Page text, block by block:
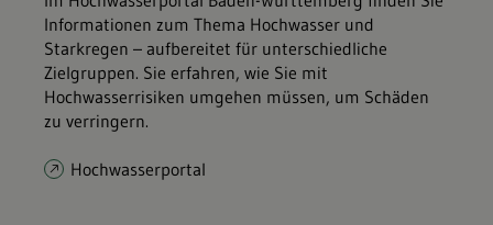
Informationen zum Thema Hochwasser und
Starkregen – aufbereitet für unterschiedliche
Zielgruppen. Sie erfahren, wie Sie mit
Hochwasserrisiken umgehen müssen, um Schäden
zu verringern.
Hochwasserportal